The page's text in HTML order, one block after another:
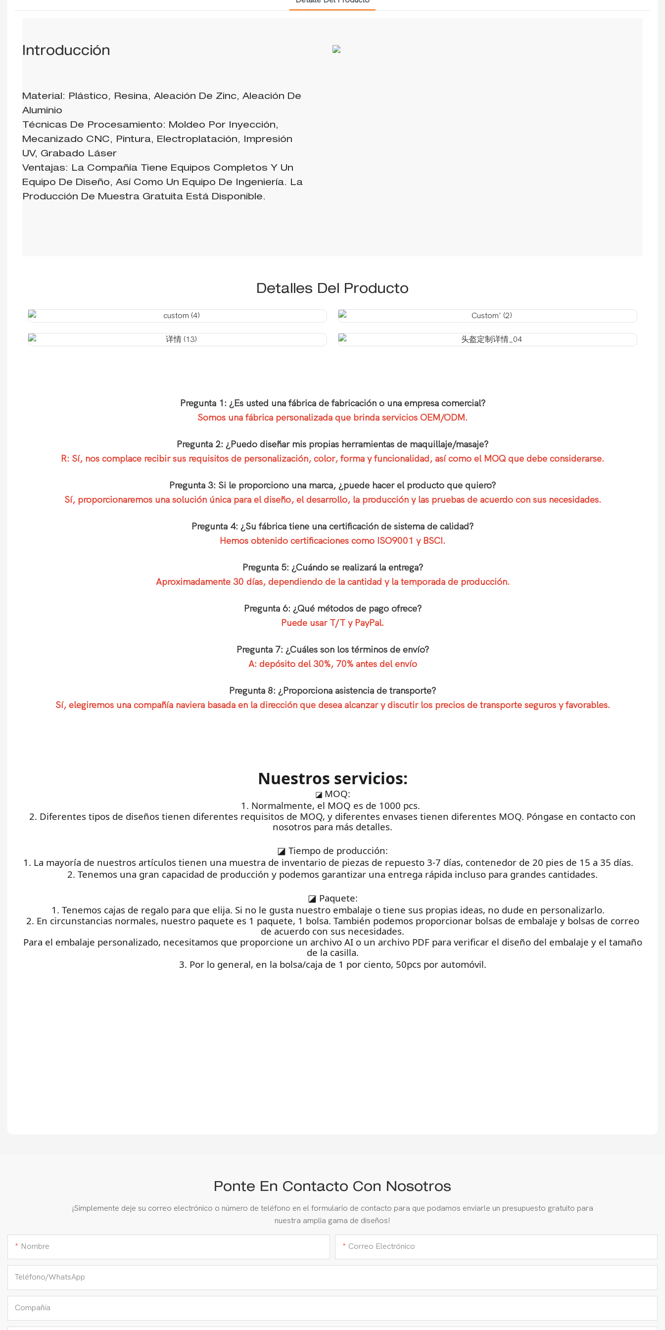
Introducción
Material: Plástico, Resina, Aleación De Zinc, Aleación De
Aluminio
Técnicas De Procesamiento: Moldeo Por Inyección,
Mecanizado CNC, Pintura, Electroplatación, Impresión
UV, Grabado Láser
Ventajas: La Compañía Tiene Equipos Completos Y Un
Equipo De Diseño, Así Como Un Equipo De Ingeniería. La
Producción De Muestra Gratuita Está Disponible.
Detalles Del Producto
Pregunta 1: ¿Es usted una fábrica de fabricación o una empresa comercial?
Somos una fábrica personalizada que brinda servicios OEM/ODM.
Pregunta 2: ¿Puedo diseñar mis propias herramientas de maquillaje/masaje?
R: Sí, nos complace recibir sus requisitos de personalización, color, forma y funcionalidad, así como el MOQ que debe considerarse.
Pregunta 3: Si le proporciono una marca, ¿puede hacer el producto que quiero?
Sí, proporcionaremos una solución única para el diseño, el desarrollo, la producción y las pruebas de acuerdo con sus necesidades.
Pregunta 4: ¿Su fábrica tiene una certificación de sistema de calidad?
Hemos obtenido certificaciones como ISO9001 y BSCI.
Pregunta 5: ¿Cuándo se realizará la entrega?
Aproximadamente 30 días, dependiendo de la cantidad y la temporada de producción.
Pregunta 6: ¿Qué métodos de pago ofrece?
Puede usar T/T y PayPal.
Pregunta 7: ¿Cuáles son los términos de envío?
A: depósito del 30%, 70% antes del envío
Pregunta 8: ¿Proporciona asistencia de transporte?
Sí, elegiremos una compañía naviera basada en la dirección que desea alcanzar y discutir los precios de transporte seguros y favorables.
Nuestros servicios:
◪ MOQ:
1. Normalmente, el MOQ es de 1000 pcs.
2. Diferentes tipos de diseños tienen diferentes requisitos de MOQ, y diferentes envases tienen diferentes MOQ. Póngase en contacto con
nosotros para más detalles.
◪ Tiempo de producción:
1. La mayoría de nuestros artículos tienen una muestra de inventario de piezas de repuesto 3-7 días, contenedor de 20 pies de 15 a 35 días.
2. Tenemos una gran capacidad de producción y podemos garantizar una entrega rápida incluso para grandes cantidades.
◪ Paquete:
1. Tenemos cajas de regalo para que elija. Si no le gusta nuestro embalaje o tiene sus propias ideas, no dude en personalizarlo.
2. En circunstancias normales, nuestro paquete es 1 paquete, 1 bolsa. También podemos proporcionar bolsas de embalaje y bolsas de correo
de acuerdo con sus necesidades.
Para el embalaje personalizado, necesitamos que proporcione un archivo AI o un archivo PDF para verificar el diseño del embalaje y el tamaño
de la casilla.
3. Por lo general, en la bolsa/caja de 1 por ciento, 50pcs por automóvil.
Ponte En Contacto Con Nosotros
¡Simplemente deje su correo electrónico o número de teléfono en el formulario de contacto para que podamos enviarle un presupuesto gratuito para
nuestra amplia gama de diseños!
Nombre Correo Electrónico
Teléfono/WhatsApp
Compañía